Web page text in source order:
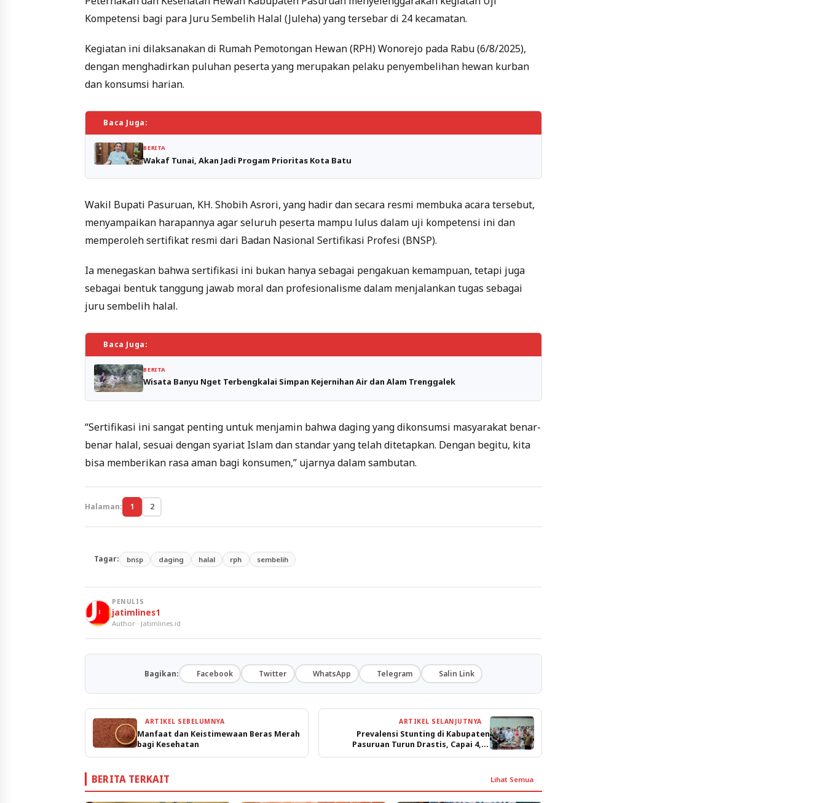
Kompetensi bagi para Juru Sembelih Halal (Juleha) yang tersebar di 24 kecamatan.
Kegiatan ini dilaksanakan di Rumah Pemotongan Hewan (RPH) Wonorejo pada Rabu (6/8/2025),
dengan menghadirkan puluhan peserta yang merupakan pelaku penyembelihan hewan kurban
dan konsumsi harian.
Baca Juga:
BERITA
Wakaf Tunai, Akan Jadi Progam Prioritas Kota Batu
Wakil Bupati Pasuruan, KH. Shobih Asrori, yang hadir dan secara resmi membuka acara tersebut,
menyampaikan harapannya agar seluruh peserta mampu lulus dalam uji kompetensi ini dan
memperoleh sertifikat resmi dari Badan Nasional Sertifikasi Profesi (BNSP).
Ia menegaskan bahwa sertifikasi ini bukan hanya sebagai pengakuan kemampuan, tetapi juga
sebagai bentuk tanggung jawab moral dan profesionalisme dalam menjalankan tugas sebagai
juru sembelih halal.
Baca Juga:
BERITA
Wisata Banyu Nget Terbengkalai Simpan Kejernihan Air dan Alam Trenggalek
“Sertifikasi ini sangat penting untuk menjamin bahwa daging yang dikonsumsi masyarakat benar-
benar halal, sesuai dengan syariat Islam dan standar yang telah ditetapkan. Dengan begitu, kita
bisa memberikan rasa aman bagi konsumen,” ujarnya dalam sambutan.
Halaman: 1 2
Tagar: bnsp daging halal rph sembelih
PENULIS
jatimlines1
Author · Jatimlines.id
Bagikan: Facebook Twitter WhatsApp Telegram Salin Link
ARTIKEL SEBELUMNYA
Manfaat dan Keistimewaan Beras Merah
bagi Kesehatan
ARTIKEL SELANJUTNYA
Prevalensi Stunting di Kabupaten
Pasuruan Turun Drastis, Capai 4,17
Persen
BERITA TERKAIT Lihat Semua